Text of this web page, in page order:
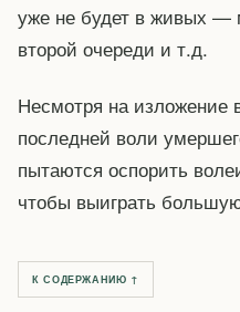
уже не будет в живых —
второй очереди и т.д.
Несмотря на изложение
последней воли
пытаются оспорить
чтобы выиграть
К СОДЕРЖАНИЮ ↑